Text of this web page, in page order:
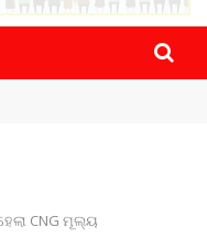
ପ୍ରକଳ୍ପ ସଙ୍ଗମ ...
CNG ମୂଲ୍ୟ